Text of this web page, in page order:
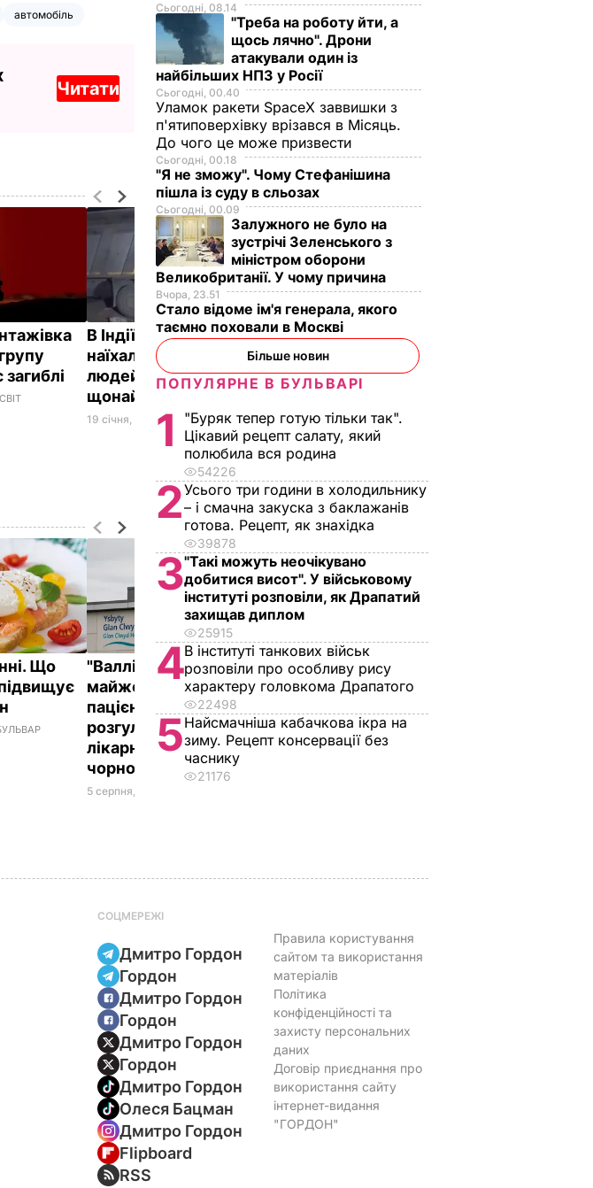
автомобіль
Читати
СВІТ
В Індії вантажівка
наїхала на сплячих
людей, загинуло
щонайменше 15 осіб
19 січня, 07.02СВІТ
Що
"Валлійський упир"
майже годину лякав
пацієнтів,
розгулюючи на даху
лікарні з косою і в
чорному балахоні
5 серпня, 23.40
"Саме там його
відвідують члени
літа". Де
відпочивають
Сьогодні, 08.14
"Треба на роботу йти, а
щось лячно". Дрони
атакували один із
найбільших НПЗ у Росії
Сьогодні, 00.40
Уламок ракети SpaceX заввишки з
п'ятиповерхівку врізався в Місяць.
До чого це може призвести
Сьогодні, 00.18
"Я не зможу". Чому Стефанішина
пішла із суду в сльозах
Сьогодні, 00.09
Залужного не було на
зустрічі Зеленського з
міністром оборони
Великобританії. У чому причина
Вчора, 23.51
Стало відоме ім'я генерала, якого
таємно поховали в Москві
Більше новин
ПОПУЛЯРНЕ В БУЛЬВАРІ
1
"Буряк тепер готую тільки так".
Цікавий рецепт салату, який
полюбила вся родина
54226
2Усього три години в холодильнику
– і смачна закуска з баклажанів
готова. Рецепт, як знахідка
39878
3"Такі можуть неочікувано
добитися висот". У військовому
інституті розповіли, як Драпатий
захищав диплом
25915
4В інституті танкових військ
розповіли про особливу рису
характеру головкома Драпатого
22498
5Найсмачніша кабачкова ікра на
зиму. Рецепт консервації без
часнику
21176
СОЦМЕРЕЖІ
Дмитро Гордон
Гордон
Дмитро Гордон
Гордон
Дмитро Гордон
Гордон
Дмитро Гордон
Олеся Бацман
Дмитро Гордон
Flipboard
RSS
Правила користування
сайтом та використання
матеріалів
Політика
конфіденційності та
захисту персональних
даних
Договір приєднання про
використання сайту
інтернет-видання
"ГОРДОН"